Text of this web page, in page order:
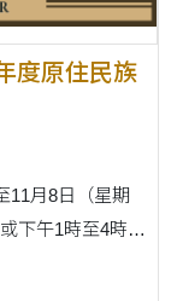
度原住民族
11月8日（星期
下午1時至4時及